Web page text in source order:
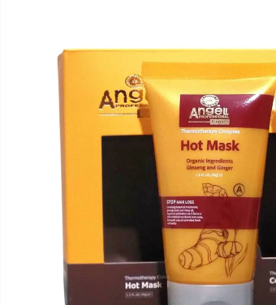
Крем –
Біоєнегостай
лер Angel
Professional
для додання
об’єму
волоссю
150ml
Angel Professional
Артикул:
Піна –
Angel
для
волосся
260ml
Angel
Артикул: A-411
Не в